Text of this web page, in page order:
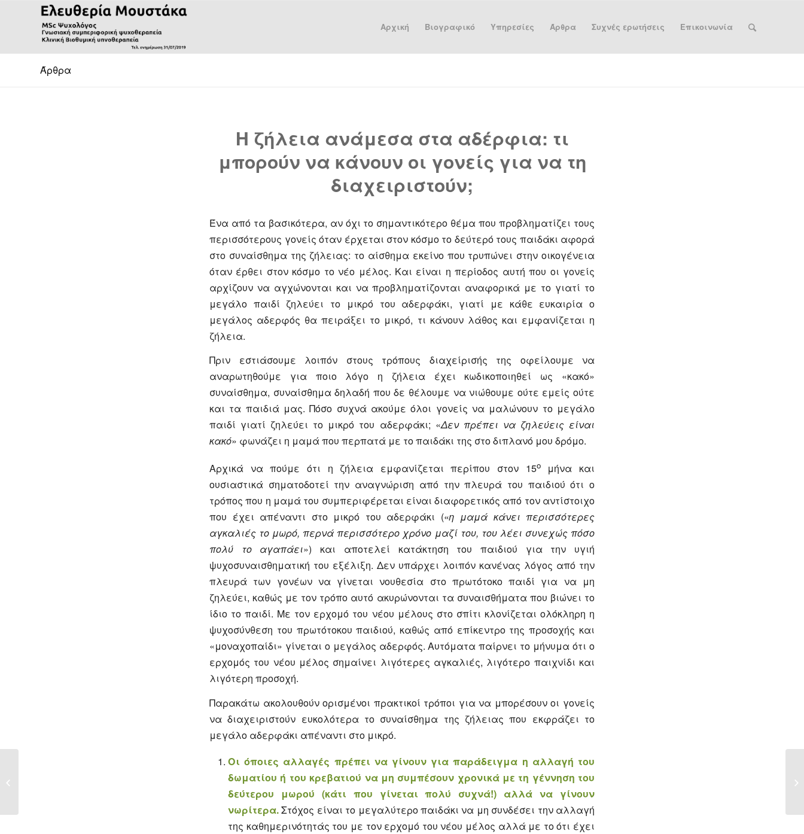
Αρχική Βιογραφικό Υπηρεσίες Άρθρα Συχνές ερωτήσεις Επικοινωνία
Άρθρα
Η ζήλεια ανάμεσα στα αδέρφια: τι
μπορούν να κάνουν οι γονείς για να τη
διαχειριστούν;
Ένα από τα βασικότερα, αν όχι το σημαντικότερο θέμα που προβληματίζει τους
περισσότερους γονείς όταν έρχεται στον κόσμο το δεύτερό τους παιδάκι αφορά
στο συναίσθημα της ζήλειας: το αίσθημα εκείνο που τρυπώνει στην οικογένεια
όταν έρθει στον κόσμο το νέο μέλος. Και είναι η περίοδος αυτή που οι γονείς
αρχίζουν να αγχώνονται και να προβληματίζονται αναφορικά με το γιατί το
μεγάλο παιδί ζηλεύει το μικρό του αδερφάκι, γιατί με κάθε ευκαιρία ο
μεγάλος αδερφός θα πειράξει το μικρό, τι κάνουν λάθος και εμφανίζεται η
ζήλεια.
Πριν εστιάσουμε λοιπόν στους τρόπους διαχείρισής της οφείλουμε να
αναρωτηθούμε για ποιο λόγο η ζήλεια έχει κωδικοποιηθεί ως «κακό»
συναίσθημα, συναίσθημα δηλαδή που δε θέλουμε να νιώθουμε ούτε εμείς ούτε
και τα παιδιά μας. Πόσο συχνά ακούμε όλοι γονείς να μαλώνουν το μεγάλο
παιδί γιατί ζηλεύει το μικρό του αδερφάκι; «Δεν πρέπει να ζηλεύεις είναι
κακό» φωνάζει η μαμά που περπατά με το παιδάκι της στο διπλανό μου δρόμο.
Αρχικά να πούμε ότι η ζήλεια εμφανίζεται περίπου στον 15ομήνα και
ουσιαστικά σηματοδοτεί την αναγνώριση από την πλευρά του παιδιού ότι ο
τρόπος που η μαμά του συμπεριφέρεται είναι διαφορετικός από τον αντίστοιχο
που έχει απέναντι στο μικρό του αδερφάκι («η μαμά κάνει περισσότερες
αγκαλιές το μωρό, περνά περισσότερο χρόνο μαζί του, του λέει συνεχώς πόσο
πολύ το αγαπάει») και αποτελεί κατάκτηση του παιδιού για την υγιή
ψυχοσυναισθηματική του εξέλιξη. Δεν υπάρχει λοιπόν κανένας λόγος από την
πλευρά των γονέων να γίνεται νουθεσία στο πρωτότοκο παιδί για να μη
ζηλεύει, καθώς με τον τρόπο αυτό ακυρώνονται τα συναισθήματα που βιώνει το
ίδιο το παιδί. Με τον ερχομό του νέου μέλους στο σπίτι κλονίζεται ολόκληρη η
ψυχοσύνθεση του πρωτότοκου παιδιού, καθώς από επίκεντρο της προσοχής και
«μοναχοπαίδι» γίνεται ο μεγάλος αδερφός. Αυτόματα παίρνει το μήνυμα ότι ο
ερχομός του νέου μέλος σημαίνει λιγότερες αγκαλιές, λιγότερο παιχνίδι και
λιγότερη προσοχή.
Παρακάτω ακολουθούν ορισμένοι πρακτικοί τρόποι για να μπορέσουν οι γονείς
να διαχειριστούν ευκολότερα το συναίσθημα της ζήλειας που εκφράζει το
μεγάλο αδερφάκι απέναντι στο μικρό.
Οι όποιες αλλαγές πρέπει να γίνουν για παράδειγμα η αλλαγή του
δωματίου ή του κρεβατιού να μη συμπέσουν χρονικά με τη γέννηση του
δεύτερου μωρού (κάτι που γίνεται πολύ συχνά!) αλλά να γίνουν
νωρίτερα.Στόχος είναι το μεγαλύτερο παιδάκι να μη συνδέσει την αλλαγή
της καθημερινότητάς του με τον ερχομό του νέου μέλος αλλά με το ότι έχει